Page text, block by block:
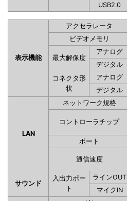
USB2.0
表示機能
アクセラレータ
ビデオメモリ
最大解像度
アナログ
デジタル
コネクタ形
状
アナログ
デジタル
LAN
ネットワーク規格
コントローラチップ
ポート
通信速度
サウンド
入出力ポー
ト
ラインOUT
マイクIN